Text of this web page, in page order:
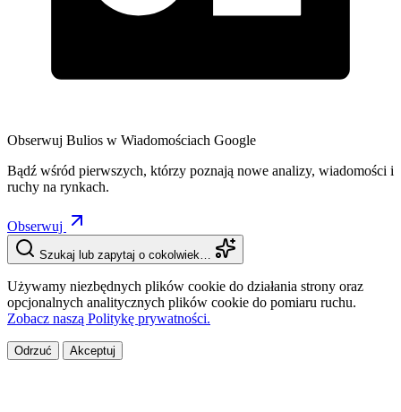
Obserwuj Bulios w Wiadomościach Google
Bądź wśród pierwszych, którzy poznają nowe analizy, wiadomości i
ruchy na rynkach.
Obserwuj
Szukaj lub zapytaj o cokolwiek…
Używamy niezbędnych plików cookie do działania strony oraz
opcjonalnych analitycznych plików cookie do pomiaru ruchu.
Zobacz naszą Politykę prywatności.
Odrzuć Akceptuj